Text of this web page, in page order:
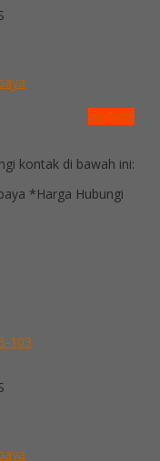
via SMS
kontak di bawah ini:
*Harga Hubungi
103